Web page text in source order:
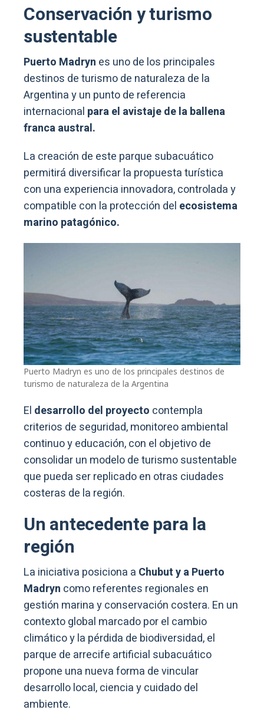
Conservación y turismo
sustentable
Puerto Madryn es uno de los principales
destinos de turismo de naturaleza de la
Argentina y un punto de referencia
internacional para el avistaje de la ballena
franca austral.
La creación de este parque subacuático
permitirá diversificar la propuesta turística
con una experiencia innovadora, controlada y
compatible con la protección del ecosistema
marino patagónico.
Puerto Madryn es uno de los principales destinos de
turismo de naturaleza de la Argentina
El desarrollo del proyecto contempla
criterios de seguridad, monitoreo ambiental
continuo y educación, con el objetivo de
consolidar un modelo de turismo sustentable
que pueda ser replicado en otras ciudades
costeras de la región.
Un antecedente para la
región
La iniciativa posiciona a Chubut y a Puerto
Madryn como referentes regionales en
gestión marina y conservación costera. En un
contexto global marcado por el cambio
climático y la pérdida de biodiversidad, el
parque de arrecife artificial subacuático
propone una nueva forma de vincular
desarrollo local, ciencia y cuidado del
ambiente.